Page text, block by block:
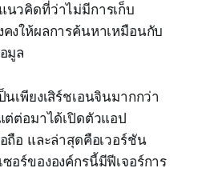
นวคิดที่ว่าไม่มีการเก็บ
งให้ผลการค้นหาเหมือนกับ
มูล
เพียงเสิร์ชเอนจินมากกว่า
ต่ต่อมาได้เปิดตัวแอป
ถือ และล่าสุดคือเวอร์ชัน
ซอร์ขององค์กรนี้มีฟีเจอร์การ